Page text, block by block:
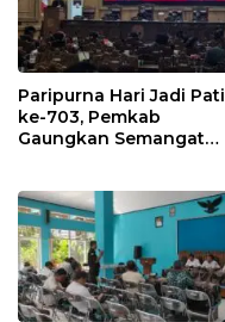
Paripurna Hari Jadi Pati
ke-703, Pemkab
Gaungkan Semangat